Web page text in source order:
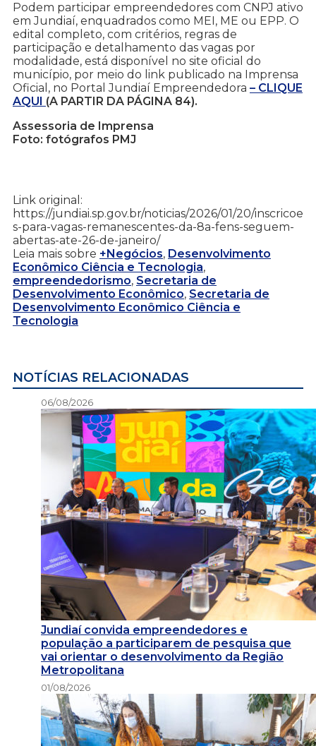
Podem participar empreendedores com CNPJ ativo
em Jundiaí, enquadrados como MEI, ME ou EPP. O
edital completo, com critérios, regras de
participação e detalhamento das vagas por
modalidade, está disponível no site oficial do
município, por meio do link publicado na Imprensa
Oficial, no Portal Jundiaí Empreendedora – CLIQUE
AQUI (A PARTIR DA PÁGINA 84).
Assessoria de Imprensa
Foto: fotógrafos PMJ
Link original:
https://jundiai.sp.gov.br/noticias/2026/01/20/inscricoe
s-para-vagas-remanescentes-da-8a-fens-seguem-
abertas-ate-26-de-janeiro/
Leia mais sobre +Negócios, Desenvolvimento
Econômico Ciência e Tecnologia,
empreendedorismo, Secretaria de
Desenvolvimento Econômico, Secretaria de
Desenvolvimento Econômico Ciência e
Tecnologia
NOTÍCIAS RELACIONADAS
06/08/2026
Jundiaí convida empreendedores e
população a participarem de pesquisa que
vai orientar o desenvolvimento da Região
Metropolitana
01/08/2026